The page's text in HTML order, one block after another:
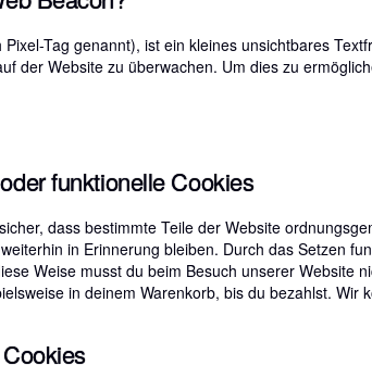
Pixel-Tag genannt), ist ein kleines unsichtbares
der Website zu überwachen. Um dies zu
funktionelle Cookies
dass bestimmte Teile der Website
in Erinnerung bleiben. Durch das Setzen
Weise musst du beim Besuch unserer Website
in deinem Warenkorb, bis du bezahlst. Wir